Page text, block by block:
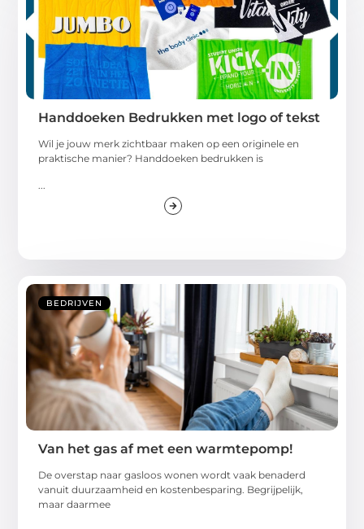
Handdoeken Bedrukken met logo of tekst
Wil je jouw merk zichtbaar maken op een originele en
praktische manier? Handdoeken bedrukken is
BEDRIJVEN
Van het gas af met een warmtepomp!
De overstap naar gasloos wonen wordt vaak benaderd
vanuit duurzaamheid en kostenbesparing. Begrijpelijk,
maar daarmee